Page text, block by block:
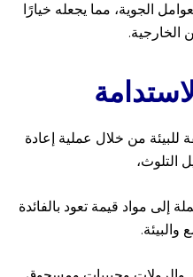
الجوية، مما يجعله خيارًا
الخارجية.
للبيئة من خلال عملية إعادة
التلوث،
إلى مواد قيمة تعود بالفائدة
والبيئة.